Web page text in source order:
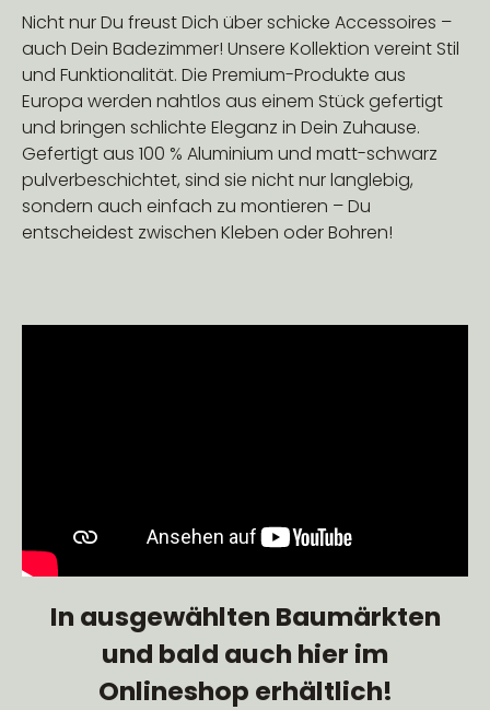
Nicht nur Du freust Dich über schicke Accessoires –
auch Dein Badezimmer! Unsere Kollektion vereint Stil
und Funktionalität. Die Premium-Produkte aus
Europa werden nahtlos aus einem Stück gefertigt
und bringen schlichte Eleganz in Dein Zuhause.
Gefertigt aus 100 % Aluminium und matt-schwarz
pulverbeschichtet, sind sie nicht nur langlebig,
sondern auch einfach zu montieren – Du
entscheidest zwischen Kleben oder Bohren!
In ausgewählten Baumärkten
und bald auch hier im
Onlineshop erhältlich!